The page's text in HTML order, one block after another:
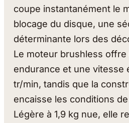
coupe instantanément le
blocage du disque, une
déterminante lors des
Le moteur brushless offre
endurance et une vitesse
tr/min, tandis que la
encaisse les conditions
Légère à 1,9 kg nue, elle